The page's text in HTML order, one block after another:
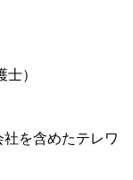
）
を含めたテレワ